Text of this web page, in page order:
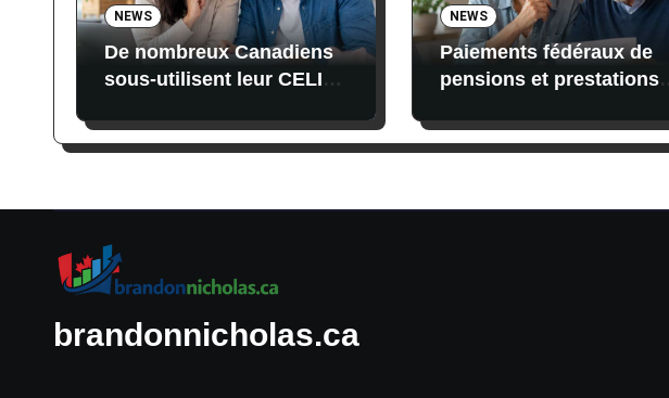
NEWS
De nombreux Canadiens
sous-utilisent leur CELI
000 $ en 2026
NEWS
Paiements fédéraux de
pensions et prestations
dates, montants et
brandonnicholas.ca